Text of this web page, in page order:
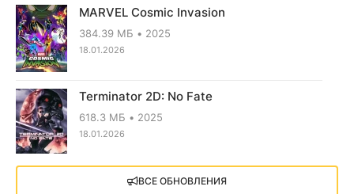
MARVEL Cosmic Invasion
384.39 МБ 2025
18.01.2026
Terminator 2D: No Fate
618.3 МБ 2025
18.01.2026
X4: Foundations (2018)
ВСЕ ОБНОВЛЕНИЯ